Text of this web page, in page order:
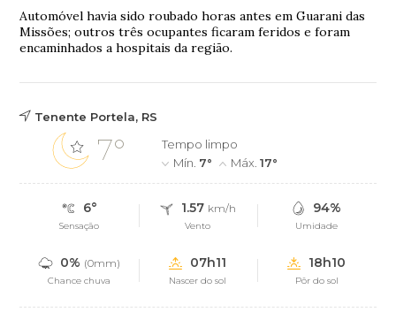
Automóvel havia sido roubado horas antes em Guarani das
Missões; outros três ocupantes ficaram feridos e foram
encaminhados a hospitais da região.
Tenente Portela, RS
7°
Tempo limpo
Mín. 7° Máx.17°
6°
Sensação
1.57 km/h
Vento
94%
Umidade
0% (0mm)
Chance chuva
07h11
Nascer do sol
18h10
Pôr do sol